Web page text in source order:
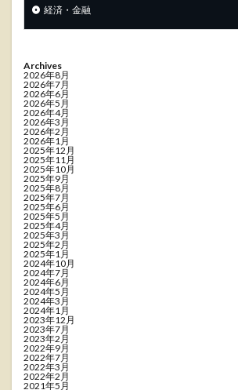
経済・金融
Archives
2026年8月
2026年7月
2026年6月
2026年5月
2026年4月
2026年3月
2026年2月
2026年1月
2025年12月
2025年11月
2025年10月
2025年9月
2025年8月
2025年7月
2025年6月
2025年5月
2025年4月
2025年3月
2025年2月
2025年1月
2024年10月
2024年7月
2024年6月
2024年5月
2024年3月
2024年1月
2023年12月
2023年7月
2023年2月
2022年9月
2022年7月
2022年3月
2022年2月
2021年5月